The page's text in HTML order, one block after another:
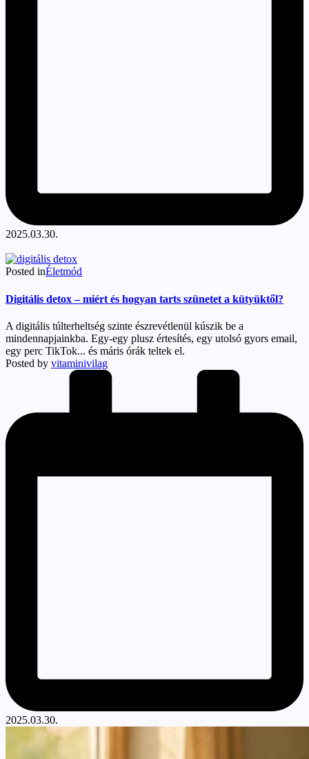
2025.03.30.
Posted inÉletmód
Digitális detox – miért és hogyan tarts szünetet a kütyüktől?
A digitális túlterheltség szinte észrevétlenül kúszik be a
mindennapjainkba. Egy-egy plusz értesítés, egy utolsó gyors email,
egy perc TikTok... és máris órák teltek el.
Posted by vitaminivilag
2025.03.30.